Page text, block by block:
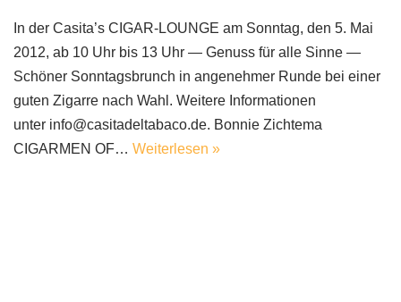
In der Casita’s CIGAR-LOUNGE am Sonntag, den 5. Mai
2012, ab 10 Uhr bis 13 Uhr — Genuss für alle Sinne —
Schöner Sonntagsbrunch in angenehmer Runde bei einer
guten Zigarre nach Wahl. Weitere Informationen
unter info@casitadeltabaco.de. Bonnie Zichtema
CIGARMEN OF… Weiterlesen »